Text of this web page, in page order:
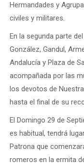
Hermandades y
civiles y militares.
En la segunda parte
González, Gandul,
Andalucía y Plaza de
acompañada por las
los devotos de
hasta el final de su
El Domingo 29 de
es habitual, tendrá
Patrona que
romeros en la ermita